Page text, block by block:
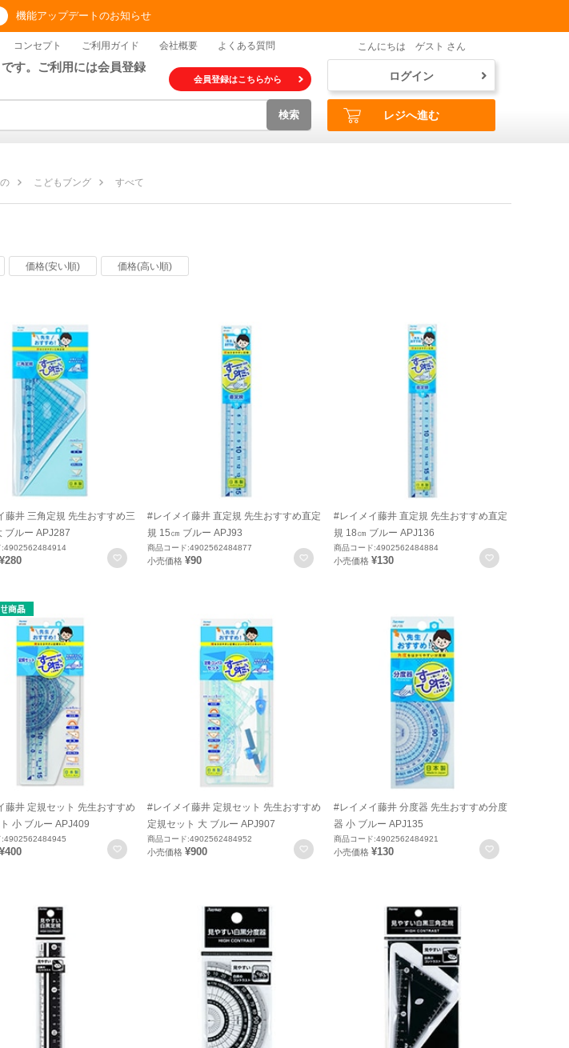
機能アップデートのお知らせ
コンセプト ご利用ガイド 会社概要 よくある質問
す。ご利用には会員登録
会員登録はこちらから
検索
こんにちは ゲスト さん
ログイン
レジへ進む
こどもブング すべて
価格(安い順) 価格(高い順)
録
藤井 三角定規 先生おすすめ三
ブルー APJ287
:4902562484914
¥280 お気に入りに登録
#レイメイ藤井 直定規 先生おすすめ直定
規 15㎝ ブルー APJ93
商品コード:4902562484877
小売価格 ¥90 お気に入りに登録
#レイメイ藤井 直定規 先生おすすめ直定
規 18㎝ ブルー APJ136
商品コード:4902562484884
小売価格 ¥130
録
藤井 定規セット 先生おすすめ
小 ブルー APJ409
:4902562484945
¥400 お気に入りに登録
#レイメイ藤井 定規セット 先生おすすめ
定規セット 大 ブルー APJ907
商品コード:4902562484952
小売価格 ¥900 お気に入りに登録
#レイメイ藤井 分度器 先生おすすめ分度
器 小 ブルー APJ135
商品コード:4902562484921
小売価格 ¥130